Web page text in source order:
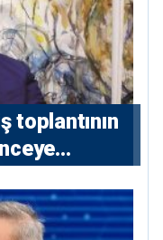
toplantının